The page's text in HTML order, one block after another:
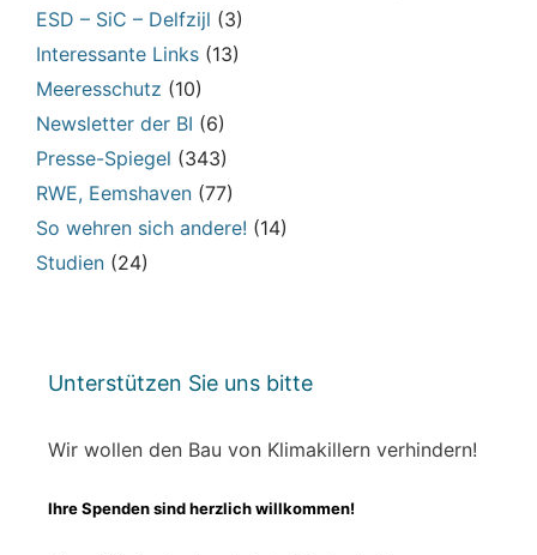
ESD – SiC – Delfzijl (3)
Interessante Links (13)
Meeresschutz (10)
Newsletter der BI (6)
Presse-Spiegel (343)
RWE, Eemshaven (77)
So wehren sich andere! (14)
Studien (24)
Unterstützen Sie uns bitte
Wir wollen den Bau von Klimakillern verhindern!
Ihre Spenden sind herzlich willkommen!